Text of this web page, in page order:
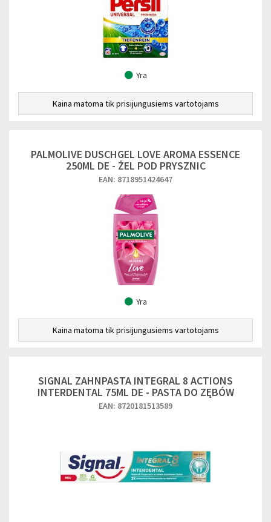
Yra
Kaina matoma tik prisijungusiems vartotojams
PALMOLIVE DUSCHGEL LOVE AROMA ESSENCE
250ML DE - ŻEL POD PRYSZNIC
EAN: 8718951424647
Yra
Kaina matoma tik prisijungusiems vartotojams
SIGNAL ZAHNPASTA INTEGRAL 8 ACTIONS
INTERDENTAL 75ML DE - PASTA DO ZĘBÓW
EAN: 8720181513589